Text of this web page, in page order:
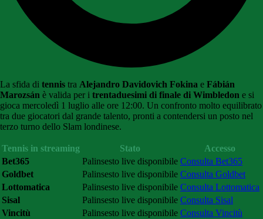
La sfida di tennis tra Alejandro Davidovich Fokina e Fábián
Marozsán è valida per i trentaduesimi di finale di Wimbledon e si
gioca mercoledì 1 luglio alle ore 12:00. Un confronto molto equilibrato
tra due giocatori dal grande talento, pronti a contendersi un posto nel
terzo turno dello Slam londinese.
Tennis in streaming Stato
Accesso
Bet365
Palinsesto live disponibile Consulta Bet365
Goldbet
Palinsesto live disponibile Consulta Goldbet
Lottomatica
Palinsesto live disponibile Consulta Lottomatica
Sisal
Palinsesto live disponibile Consulta Sisal
Vincitù
Palinsesto live disponibile Consulta Vincitù